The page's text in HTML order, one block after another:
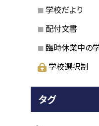
学校だより
配付文書
臨時休業中の
学校選択制
タグ